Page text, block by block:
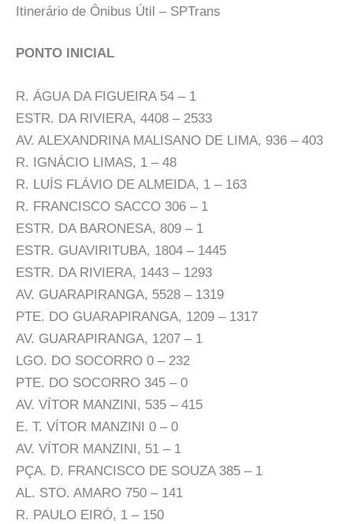
Itinerário de Ônibus Útil – SPTrans
PONTO INICIAL
R. ÁGUA DA FIGUEIRA 54 – 1
ESTR. DA RIVIERA, 4408 – 2533
AV. ALEXANDRINA MALISANO DE LIMA, 936 – 403
R. IGNÁCIO LIMAS, 1 – 48
R. LUÍS FLÁVIO DE ALMEIDA, 1 – 163
R. FRANCISCO SACCO 306 – 1
ESTR. DA BARONESA, 809 – 1
ESTR. GUAVIRITUBA, 1804 – 1445
ESTR. DA RIVIERA, 1443 – 1293
AV. GUARAPIRANGA, 5528 – 1319
PTE. DO GUARAPIRANGA, 1209 – 1317
AV. GUARAPIRANGA, 1207 – 1
LGO. DO SOCORRO 0 – 232
PTE. DO SOCORRO 345 – 0
AV. VÍTOR MANZINI, 535 – 415
E. T. VÍTOR MANZINI 0 – 0
AV. VÍTOR MANZINI, 51 – 1
PÇA. D. FRANCISCO DE SOUZA 385 – 1
AL. STO. AMARO 750 – 141
R. PAULO EIRÓ, 1 – 150